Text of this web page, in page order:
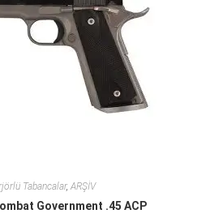
Tabancalar, ARŞİV
Government .45 ACP